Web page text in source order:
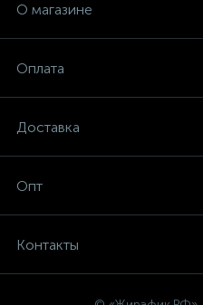
О магазине
Оплата
Доставка
Опт
Контакты